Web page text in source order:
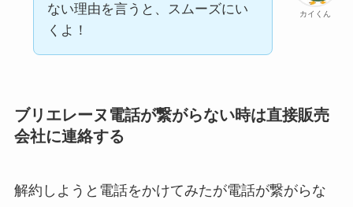
カイくん
ない理由を言うと、スムーズにい
くよ！
ブリエレーヌ電話が繋がらない時は直接販売
会社に連絡する
解約しようと電話をかけてみたが電話が繋がらな